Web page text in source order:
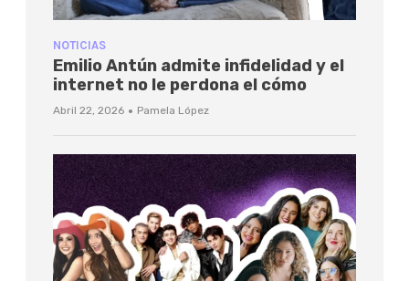
NOTICIAS
Emilio Antún admite infidelidad y el
internet no le perdona el cómo
Abril 22, 2026 · Pamela López